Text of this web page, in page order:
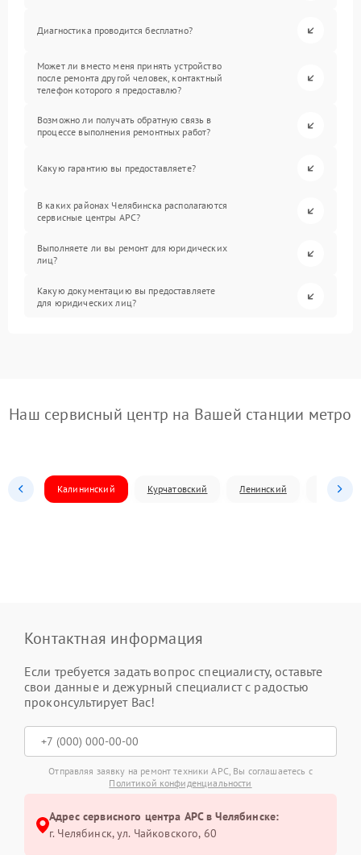
Диагностика проводится бесплатно?
Может ли вместо меня принять устройство
после ремонта другой человек, контактный
телефон которого я предоставлю?
Возможно ли получать обратную связь в
процессе выполнения ремонтных работ?
Какую гарантию вы предоставляете?
В каких районах Челябинска располагаются
сервисные центры APC?
Выполняете ли вы ремонт для юридических
лиц?
Какую документацию вы предоставляете
для юридических лиц?
Наш сервисный центр на Вашей станции метро
Калининский Курчатовский Ленинский
Контактная информация
Если требуется задать вопрос специалисту, оставьте
свои данные и дежурный специалист с радостью
проконсультирует Вас!
Отправляя заявку на ремонт техники APC, Вы соглашаетесь с
Политикой конфиденциальности
Адрес сервисного центра APC в Челябинске:
г. Челябинск, ул. Чайковского, 60